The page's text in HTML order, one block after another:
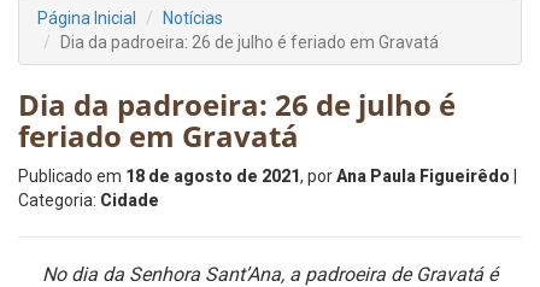
Página Inicial
Notícias
Dia da padroeira: 26 de julho é feriado em Gravatá
Dia da padroeira: 26 de julho é
feriado em Gravatá
Publicado em 18 de agosto de 2021, porAna Paula Figueirêdo
Categoria: Cidade
No dia da Senhora Sant’Ana, a padroeira de Gravatá é